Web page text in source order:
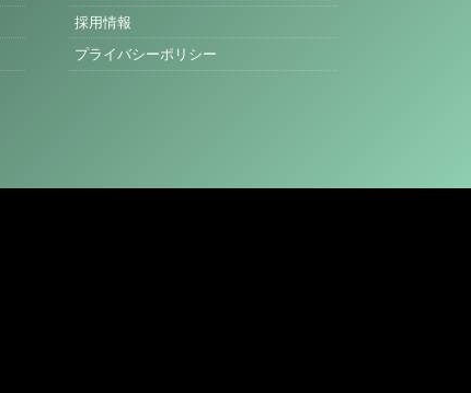
採用情報
プライバシーポリシー